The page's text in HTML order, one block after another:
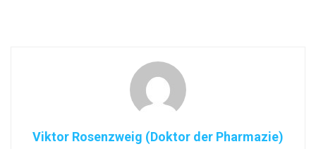
Viktor Rosenzweig (Doktor der Pharmazie)